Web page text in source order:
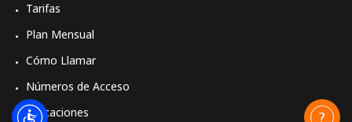
Tarifas
Plan Mensual
Cómo Llamar
Números de Acceso
Aplicaciones